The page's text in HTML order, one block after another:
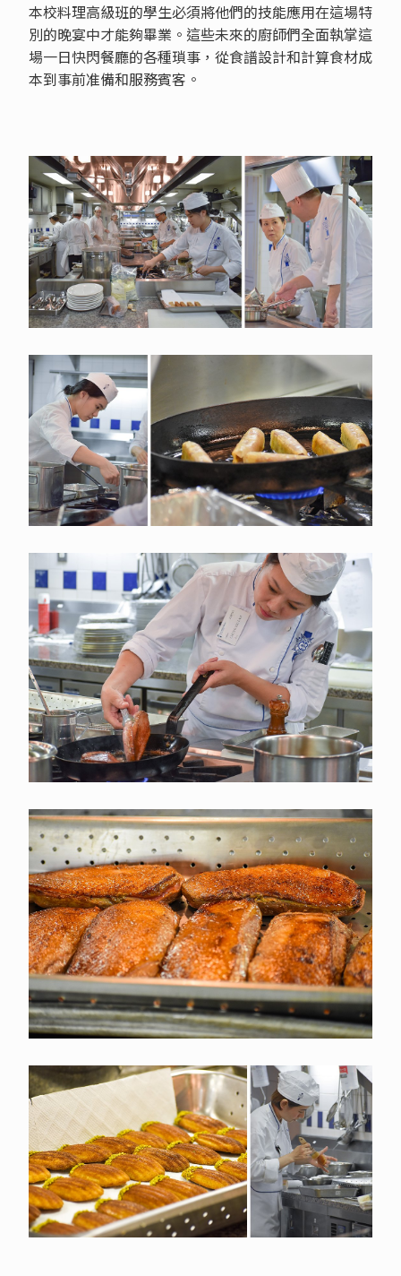
本校料理高級班的學生必須將他們的技能應用在這場特
別的晚宴中才能夠畢業。這些未來的廚師們全面執掌這
場一日快閃餐廳的各種瑣事，從食譜設計和計算食材成
本到事前准備和服務賓客。